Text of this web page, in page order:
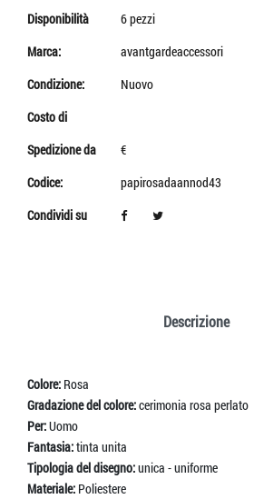
Disponibilità
6 pezzi
Marca:
avantgardeaccessori
Condizione:
Nuovo
Costo di
Spedizione da
€
Codice:
papirosadaannod43
Condividi su
Descrizione
Colore: Rosa
Gradazione del colore:cerimonia rosa perlato
Per:Uomo
Fantasia:tinta unita
Tipologia del disegno:unica - uniforme
Materiale: Poliestere